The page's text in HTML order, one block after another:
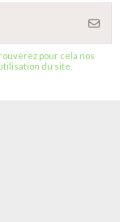
pour cela nos
du site.